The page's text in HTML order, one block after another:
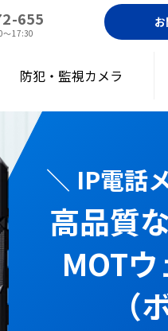
655
～17:30
防犯・監視カメラ
・録画・顔認証
＼ IP電話
高品質
MOT
（